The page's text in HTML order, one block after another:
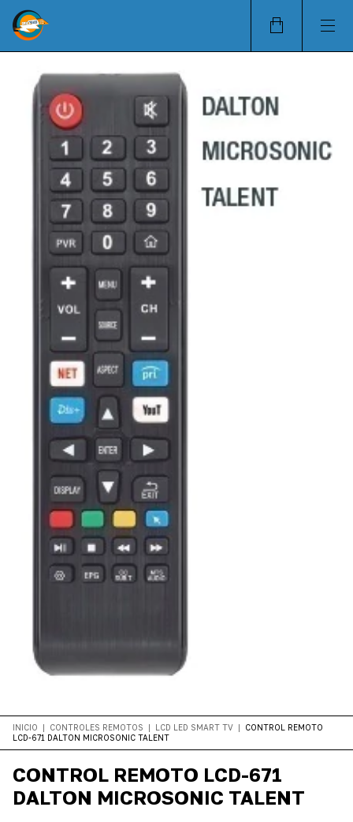
INICIO CONTROLES REMOTOS LCD LED SMART TV
CONTROL REMOTO
LCD-671 DALTON MICROSONIC TALENT
CONTROL REMOTO LCD-671
DALTON MICROSONIC TALENT